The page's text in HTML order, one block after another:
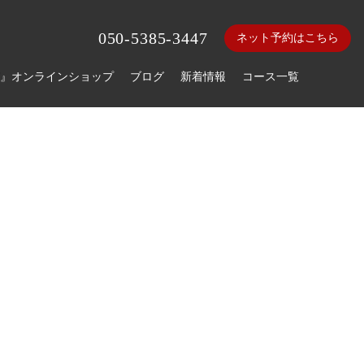
』オンラインショップ ブログ 新着情報 コース一覧
050-5385-3447 ネット予約はこちら